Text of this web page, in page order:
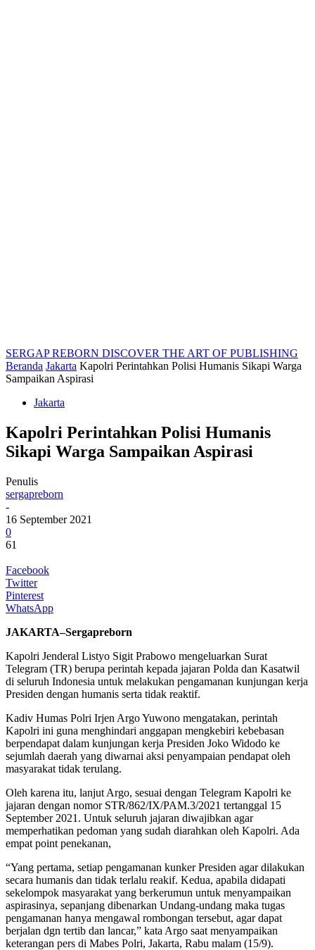
SERGAP REBORN DISCOVER THE ART OF PUBLISHING
Beranda Jakarta Kapolri Perintahkan Polisi Humanis Sikapi Warga
Sampaikan Aspirasi
Jakarta
Kapolri Perintahkan Polisi Humanis
Sikapi Warga Sampaikan Aspirasi
Penulis
sergapreborn
-
16 September 2021
0
61
Facebook
Twitter
Pinterest
WhatsApp
JAKARTA–Sergapreborn
Kapolri Jenderal Listyo Sigit Prabowo mengeluarkan Surat
Telegram (TR) berupa perintah kepada jajaran Polda dan Kasatwil
di seluruh Indonesia untuk melakukan pengamanan kunjungan kerja
Presiden dengan humanis serta tidak reaktif.
Kadiv Humas Polri Irjen Argo Yuwono mengatakan, perintah
Kapolri ini guna menghindari anggapan mengkebiri kebebasan
berpendapat dalam kunjungan kerja Presiden Joko Widodo ke
sejumlah daerah yang diwarnai aksi penyampaian pendapat oleh
masyarakat tidak terulang.
Oleh karena itu, lanjut Argo, sesuai dengan Telegram Kapolri ke
jajaran dengan nomor STR/862/IX/PAM.3/2021 tertanggal 15
September 2021. Untuk seluruh jajaran diwajibkan agar
memperhatikan pedoman yang sudah diarahkan oleh Kapolri. Ada
empat point penekanan,
“Yang pertama, setiap pengamanan kunker Presiden agar dilakukan
secara humanis dan tidak terlalu reakif. Kedua, apabila didapati
sekelompok masyarakat yang berkerumun untuk menyampaikan
aspirasinya, sepanjang dibenarkan Undang-undang maka tugas
pengamanan hanya mengawal rombongan tersebut, agar dapat
berjalan dgn tertib dan lancar,” kata Argo saat menyampaikan
keterangan pers di Mabes Polri, Jakarta, Rabu malam (15/9).